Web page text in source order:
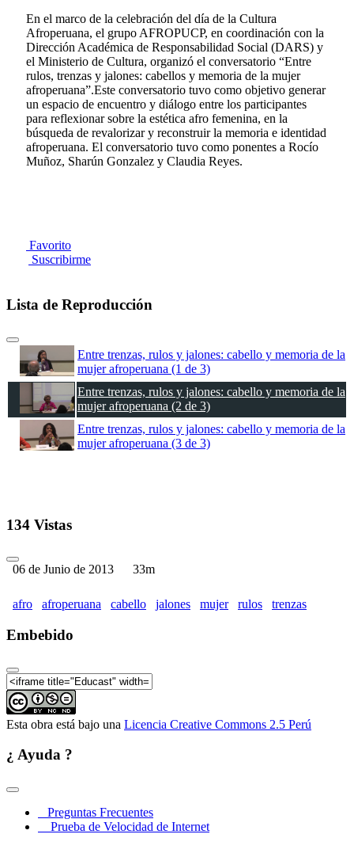
En el marco de la celebración del día de la Cultura
Afroperuana, el grupo AFROPUCP, en coordinación con la
Dirección Académica de Responsabilidad Social (DARS) y
el Ministerio de Cultura, organizó el conversatorio “Entre
rulos, trenzas y jalones: cabellos y memoria de la mujer
afroperuana”.Este conversatorio tuvo como objetivo generar
un espacio de encuentro y diálogo entre los participantes
para reflexionar sobre la estética afro femenina, en la
búsqueda de revalorizar y reconstruir la memoria e identidad
afroperuana. El conversatorio tuvo como ponentes a Rocío
Muñoz, Sharún Gonzalez y Claudia Reyes.
Favorito
Suscribirme
Lista de Reproducción
Entre trenzas, rulos y jalones: cabello y memoria de la
mujer afroperuana (1 de 3)
Entre trenzas, rulos y jalones: cabello y memoria de la
mujer afroperuana (2 de 3)
Entre trenzas, rulos y jalones: cabello y memoria de la
mujer afroperuana (3 de 3)
134 Vistas
06 de Junio de 2013 33m
afro afroperuana cabello jalones mujer rulos trenzas
Embebido
Esta obra está bajo una Licencia Creative Commons 2.5 Perú
¿ Ayuda ?
Preguntas Frecuentes
Prueba de Velocidad de Internet